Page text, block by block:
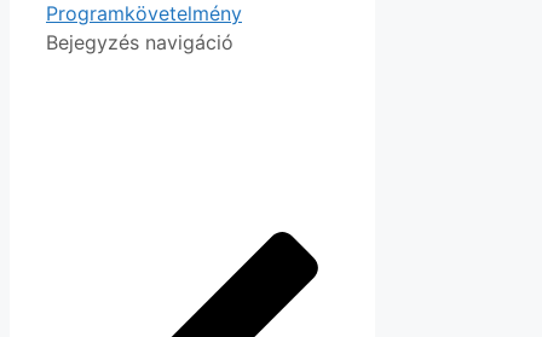
Programkövetelmény
Bejegyzés navigáció